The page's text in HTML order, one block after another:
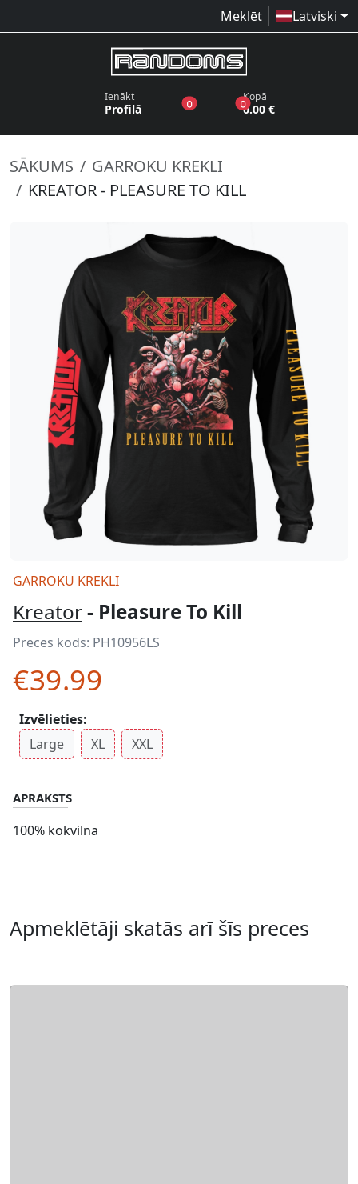
Meklēt Latviski
Ienākt
Profilā 0produkti vēlmju sarakstā
0produkti grozā
Kopā
0.00 €
SĀKUMS
GARROKU KREKLI
KREATOR - PLEASURE TO KILL
GARROKU KREKLI
Kreator- Pleasure To Kill
Preces kods: PH10956LS
€39.99
Izvēlieties:
Large
XL XXL
APRAKSTS
100% kokvilna
Apmeklētāji skatās arī šīs preces